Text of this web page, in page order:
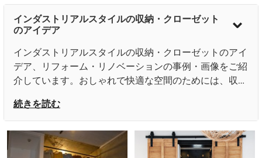
他の地域にあるお手頃価格
の中くらいなインダストリ
アルスタイルのおしゃれな
収納・クローゼットの写真
ェ
ケルンにある高級な中くら
いなインダストリアルスタ
ィングルーム (オープンシェ
ルフ、白いキャビネット、
淡色無垢フローリング、ベ
ージュの床) の写真
インダストリアルスタイルの収納・クローゼット
のアイデア
インダストリアルスタイルの収納・クローゼットのアイ
デア、リフォーム・リノベーションの事例・画像をご紹
介しています。おしゃれで快適な空間のためには、収納
に調和した色合い、質感、デザイン、そして機能性を追
求すれば、おしゃれで美しい空間を演出することができ
るでしょう。
続きを読む